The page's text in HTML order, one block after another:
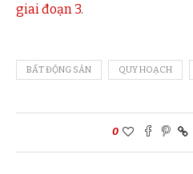
giai đoạn 3.
BẤT ĐỘNG SẢN QUY HOẠCH
0